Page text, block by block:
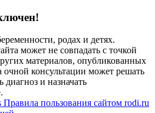
родах и детях.
может не совпадать с точкой
материалов, опубликованных
очной консультации может решать
диагноз и назначать
Правила пользования сайтом rodi.ru